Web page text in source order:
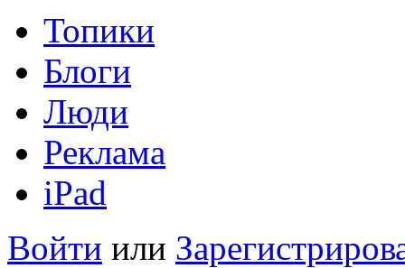
Топики
Блоги
Люди
Реклама
iPad
Войти или